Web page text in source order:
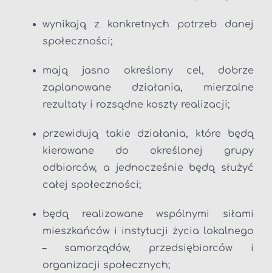
wynikają z konkretnych potrzeb danej
społeczności;
mają jasno określony cel, dobrze
zaplanowane działania, mierzalne
rezultaty i rozsądne koszty realizacji;
przewidują takie działania, które będą
kierowane do określonej grupy
odbiorców, a jednocześnie będą służyć
całej społeczności;
będą realizowane wspólnymi siłami
mieszkańców i instytucji życia lokalnego
– samorządów, przedsiębiorców i
organizacji społecznych;